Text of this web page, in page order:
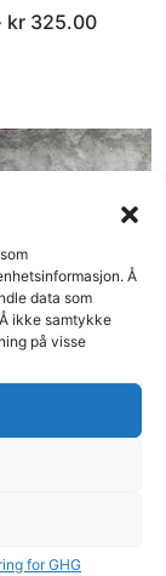
Å
data som
ikke samtykke
på visse
for GHG
kr 325.00